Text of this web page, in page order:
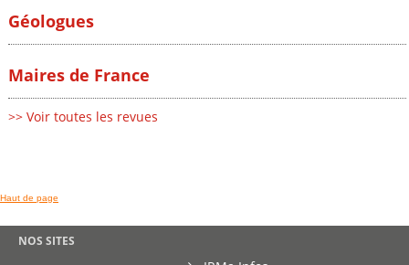
Géologues
Maires de France
>> Voir toutes les revues
Haut de page
NOS SITES